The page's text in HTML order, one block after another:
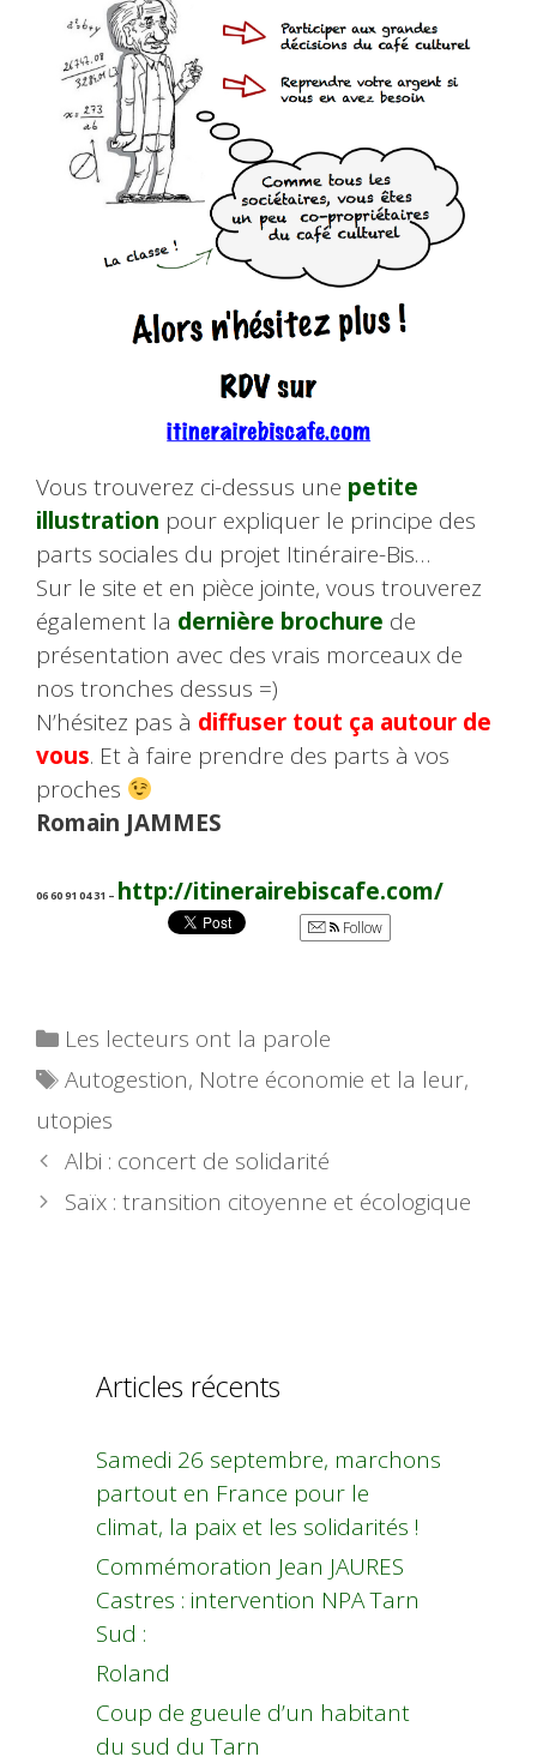
Vous trouverez ci-dessus une petite
illustration pour expliquer le principe des
parts sociales du projet Itinéraire-Bis…
Sur le site et en pièce jointe, vous trouverez
également la dernière brochure de
présentation avec des vrais morceaux de
nos tronches dessus =)
N’hésitez pas à diffuser tout ça autour de
vous. Et à faire prendre des parts à vos
proches
Romain JAMMES
06 60 91 04 31 – http://itinerairebiscafe.com/
Follow
Catégories
Les lecteurs ont la parole
Étiquettes
Autogestion, Notre économie et la leur,
utopies
Albi : concert de solidarité
Saïx : transition citoyenne et écologique
Articles récents
Samedi 26 septembre, marchons
partout en France pour le
climat, la paix et les solidarités !
Commémoration Jean JAURES
Castres : intervention NPA Tarn
Sud :
Roland
Coup de gueule d’un habitant
du sud du Tarn